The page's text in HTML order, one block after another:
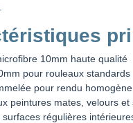
10mm haute qualité
pour rouleaux standards
pour rendu homogène
peintures mates, velours et
surfaces régulières